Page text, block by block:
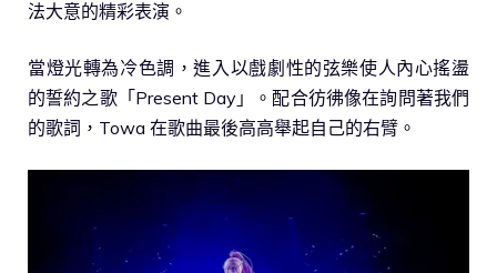
法大意的精彩表演。
當燈光轉為冷色調，進入以戲劇性的弦樂使人內心搖盪
的誓約之歌「Present Day」。配合彷彿像在詢問著我們
的歌詞，Towa 在歌曲最後高高舉起自己的右臂。